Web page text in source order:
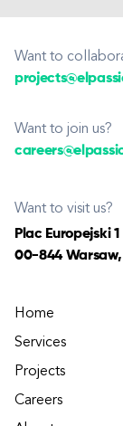
Want to
Want to join us?
Want to visit us?
Plac Europejski 1
00-844 Warsaw,
Home
Services
Projects
Careers